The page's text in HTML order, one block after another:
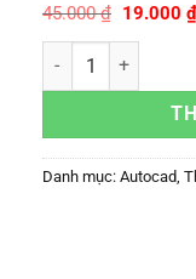
45.000₫ Giá
là:
45.000 ₫.
19.000 ₫
Bản vẽ Cad cửa đi
Danh mục: Autocad